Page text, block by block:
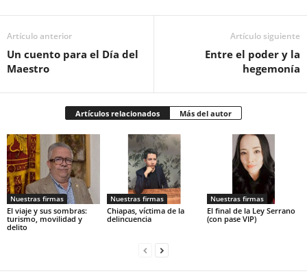
Artículo anterior
Un cuento para el Día del
Maestro
Artículo siguiente
Entre el poder y la
hegemonía
Artículos relacionados Más del autor
Nuestras firmas
El viaje y sus sombras:
turismo, movilidad y
delito
Nuestras firmas
Chiapas, víctima de la
delincuencia
Nuestras firmas
El final de la Ley Serrano
(con pase VIP)